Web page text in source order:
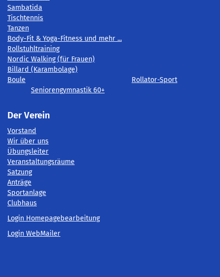
Sambatida
Tischtennis
Tanzen
Body-Fit & Yoga-Fitness und mehr ...
Rollstuhltraining
Nordic Walking (für Frauen)
Billard (Karambolage)
Boule
Rollator-Sport
Seniorengymnastik 60+
Der Verein
Vorstand
Wir über uns
Übungsleiter
Veranstaltungsräume
Satzung
Anträge
Sportanlage
Clubhaus
Login Homepagebearbeitung
Login WebMailer